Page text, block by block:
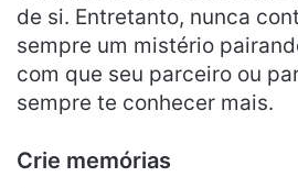
de si. Entretanto, nunca
sempre um mistério
com que seu parceiro ou
sempre te conhecer mais.
Crie memórias